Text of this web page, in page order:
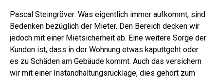
Pascal Steingröver: Was eigentlich immer aufkommt, sind
Bedenken bezüglich der Mieter. Den Bereich decken wir
jedoch mit einer Mietsicherheit ab. Eine weitere Sorge der
Kunden ist, dass in der Wohnung etwas kaputtgeht oder
es zu Schäden am Gebäude kommt. Auch das versichern
wir mit einer Instandhaltungsrücklage, dies gehört zum